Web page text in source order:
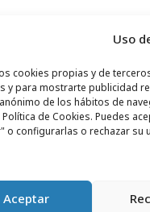
Uso
cookies propias y de
y para mostrarte publicidad
de los hábitos de
de Cookies. Puedes
o configurarlas o rechazar
Aceptar